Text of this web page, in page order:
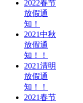
2022春节
放假通
知！
2021中秋
放假通
知！！
2021清明
放假通
知！！
2021春节